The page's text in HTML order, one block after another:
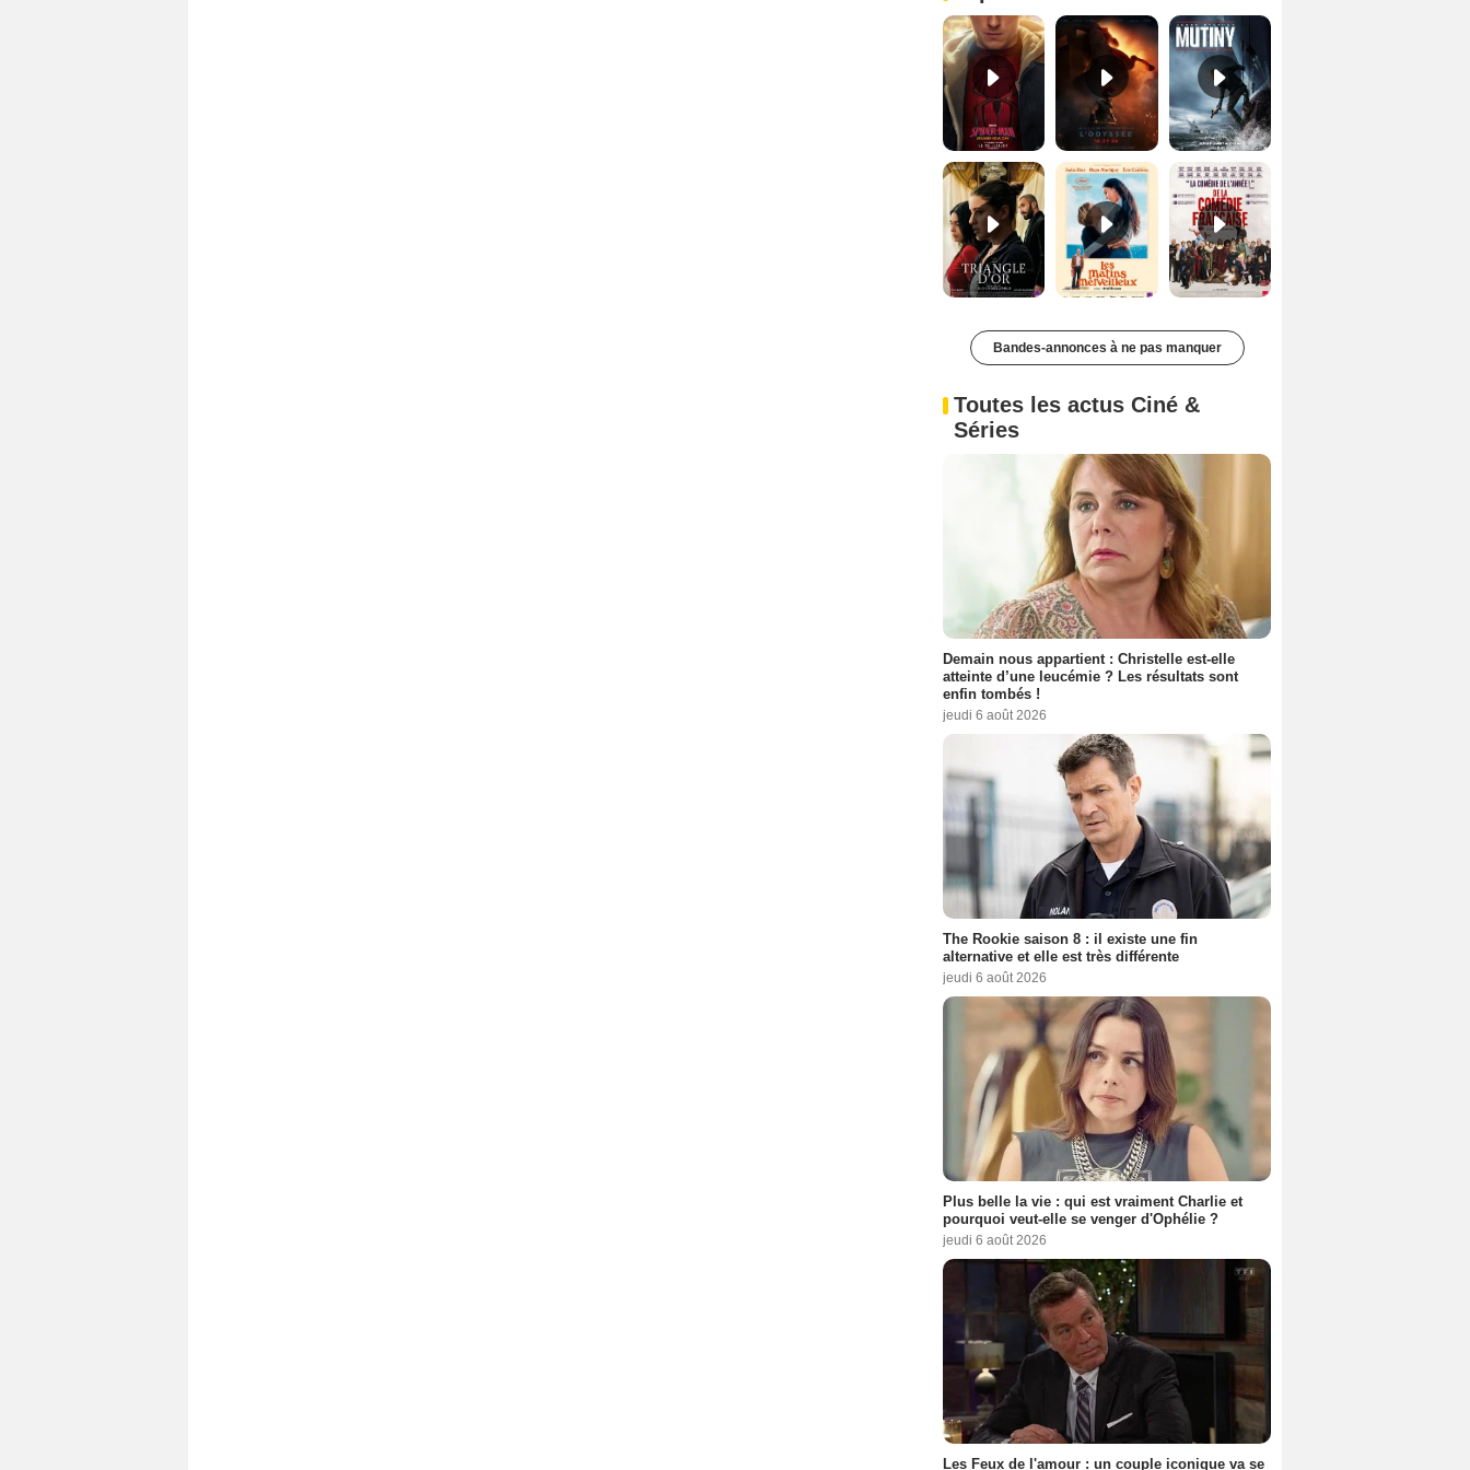
Les Matins merveilleux Bande-annonce VF De la Comédie-Française Teaser VF
Bandes-annonces à ne pas manquer
Toutes les actus Ciné &
Séries
Demain nous appartient : Christelle est-elle
atteinte d’une leucémie ? Les résultats sont
enfin tombés !
jeudi 6 août 2026
The Rookie saison 8 : il existe une fin
alternative et elle est très différente
jeudi 6 août 2026
Plus belle la vie : qui est vraiment Charlie et
pourquoi veut-elle se venger d'Ophélie ?
jeudi 6 août 2026
Les Feux de l'amour : un couple iconique va se